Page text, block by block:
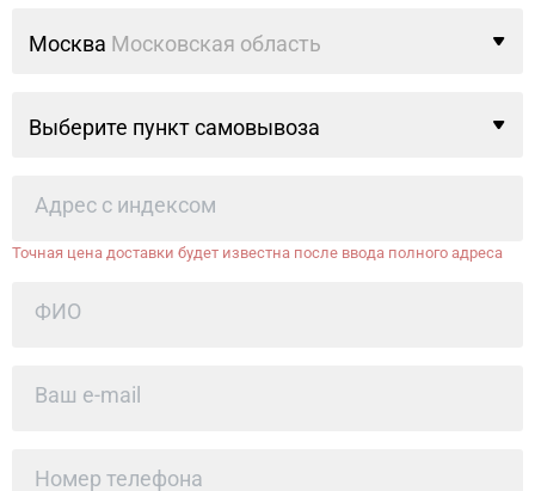
Москва Московская область
Выберите пункт самовывоза
Точная цена доставки будет известна после ввода полного адреса